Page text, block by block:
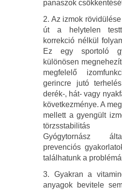
panaszok
2. Az izmok
út a helytelen
korrekció nélkül
Ez egy sportoló
különösen
megfelelő
gerincre jutó
derék-, hát- vagy
következménye. A
mellett a gyengült
törzsstabilitás
Gyógytornász
prevenciós
találhatunk a
3. Gyakran a
anyagok bevitele